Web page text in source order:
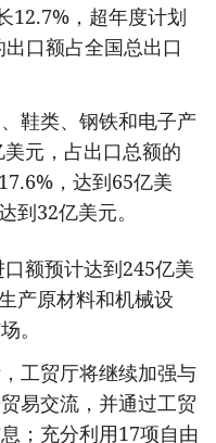
12.7%，超年度计划
口额占全国总出口
鞋类、钢铁和电子产
元，占出口总额的
，达到65亿美
到32亿美元。
额预计达到245亿美
产原材料和机械设
。
工贸厅将继续加强与
易交流，并通过工贸
；充分利用17项自由